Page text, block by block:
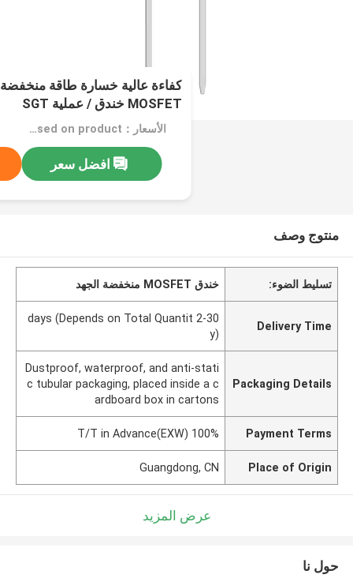
كفاءة عالية خسارة طاقة
MOSFET خندق / عملية SGT
الأسعار：Confirm price based on product
افضل سعر
منتوج وصف
تسليط الضوء: خندق MOSFET منخفضة الجهد
Delivery Time
2-30 days (Depends on Total Quantit
y)
Packaging Details
Dustproof, waterproof, and anti-stati
c tubular packaging, placed inside a c
ardboard box in cartons
Payment Terms
100% T/T in Advance(EXW)
Place of Origin
Guangdong, CN
عرض المزيد
حول نا